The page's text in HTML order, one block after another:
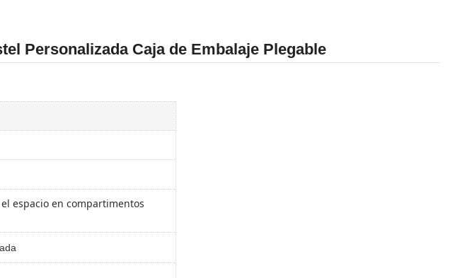
Personalizada Caja de Embalaje Plegable
espacio en compartimentos